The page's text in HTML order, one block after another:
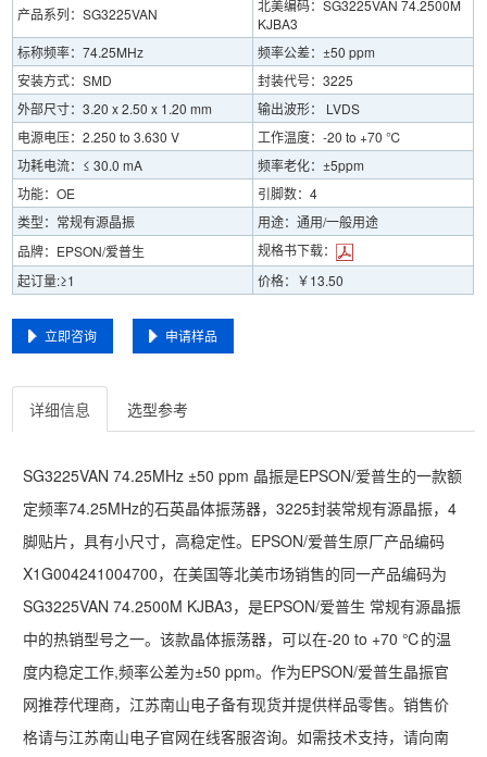
产品系列：SG3225VAN
北美编码：SG3225VAN 74.2500M
KJBA3
标称频率：74.25MHz
频率公差：±50 ppm
安装方式：SMD
封装代号：3225
外部尺寸：3.20 x 2.50 x 1.20 mm
输出波形： LVDS
电源电压：2.250 to 3.630 V
工作温度：-20 to +70 ℃
功耗电流：≤ 30.0 mA
频率老化：±5ppm
功能：OE
引脚数：4
类型：常规有源晶振
用途：通用/一般用途
品牌：EPSON/爱普生
规格书下载：
起订量:≥1
价格：￥13.50
立即咨询 申请样品
详细信息 选型参考
SG3225VAN 74.25MHz ±50 ppm 晶振是EPSON/爱普生的一款额
定频率74.25MHz的石英晶体振荡器，3225封装常规有源晶振，4
脚贴片，具有小尺寸，高稳定性。EPSON/爱普生原厂产品编码
X1G004241004700，在美国等北美市场销售的同一产品编码为
SG3225VAN 74.2500M KJBA3，是EPSON/爱普生 常规有源晶振
中的热销型号之一。该款晶体振荡器，可以在-20 to +70 ℃的温
度内稳定工作,频率公差为±50 ppm。作为EPSON/爱普生晶振官
网推荐代理商，江苏南山电子备有现货并提供样品零售。销售价
格请与江苏南山电子官网在线客服咨询。如需技术支持，请向南